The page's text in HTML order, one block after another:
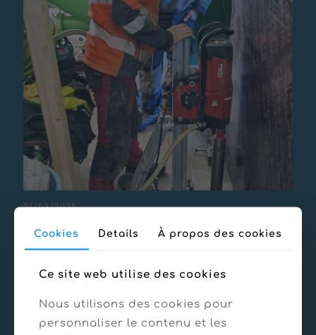
21/03/2025
Cookies Details À propos des cookies
Ce site web utilise des cookies
Nous utilisons des cookies pour
personnaliser le contenu et les